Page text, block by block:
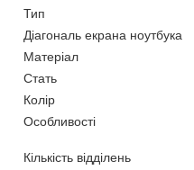
Тип
Діагональ екрана ноутбука
Матеріал
Стать
Колір
Особливості
Кількість відділень